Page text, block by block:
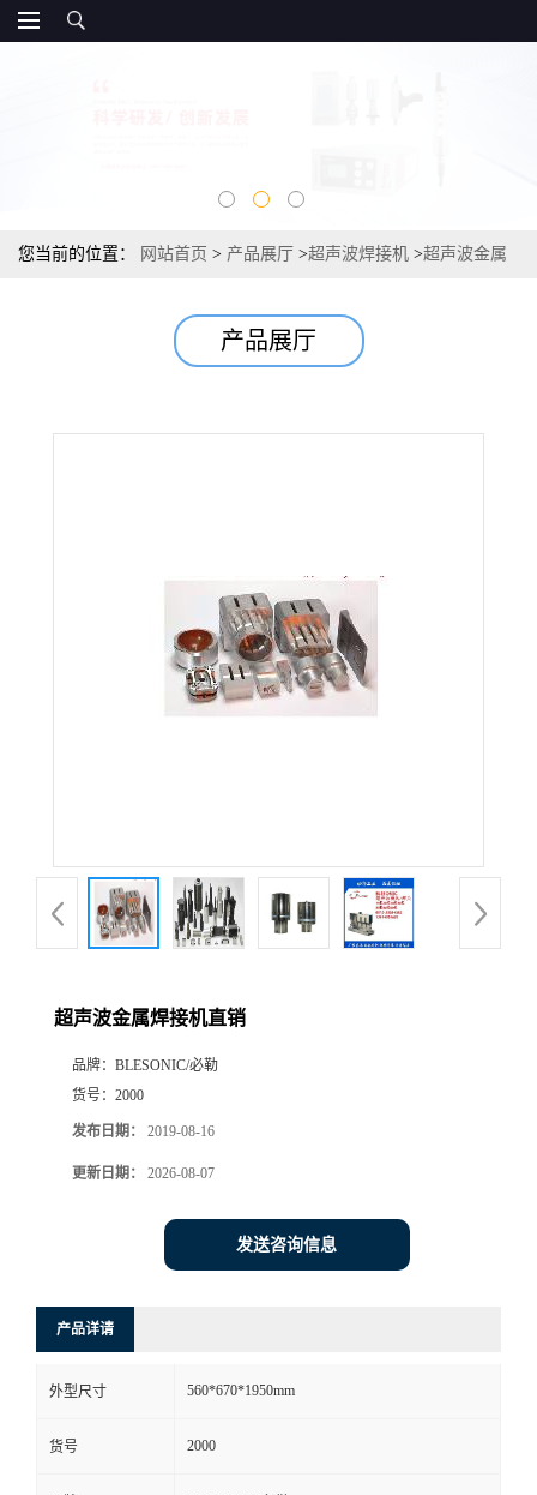
您当前的位置： 网站首页 > 产品展厅 >超声波焊接机 >超声波金属
产品展厅
超声波金属焊接机直销
品牌： BLESONIC/必勒
货号： 2000
发布日期： 2019-08-16
更新日期： 2026-08-07
发送咨询信息
产品详请
外型尺寸 560*670*1950mm
货号 2000